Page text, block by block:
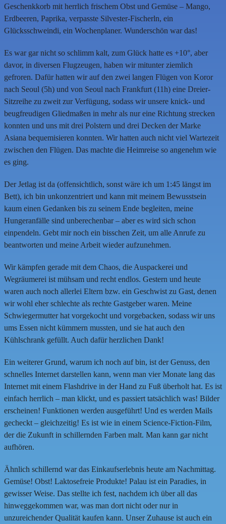
Geschenkkorb mit herrlich frischem Obst und Gemüse – Mango,
Erdbeeren, Paprika, verpasste Silvester-Fischerln, ein
Glücksschweindi, ein Wochenplaner. Wunderschön war das!
Es war gar nicht so schlimm kalt, zum Glück hatte es +10°, aber
davor, in diversen Flugzeugen, haben wir mitunter ziemlich
gefroren. Dafür hatten wir auf den zwei langen Flügen von Koror
nach Seoul (5h) und von Seoul nach Frankfurt (11h) eine Dreier-
Sitzreihe zu zweit zur Verfügung, sodass wir unsere knick- und
beugfreudigen Gliedmaßen in mehr als nur eine Richtung strecken
konnten und uns mit drei Polstern und drei Decken der Marke
Asiana bequemisieren konnten. Wir hatten auch nicht viel Wartezeit
zwischen den Flügen. Das machte die Heimreise so angenehm wie
es ging.
Der Jetlag ist da (offensichtlich, sonst wäre ich um 1:45 längst im
Bett), ich bin unkonzentriert und kann mit meinem Bewusstsein
kaum einen Gedanken bis zu seinem Ende begleiten, meine
Hungeranfälle sind unberechenbar – aber es wird sich schon
einpendeln. Gebt mir noch ein bisschen Zeit, um alle Anrufe zu
beantworten und meine Arbeit wieder aufzunehmen.
Wir kämpfen gerade mit dem Chaos, die Auspackerei und
Wegräumerei ist mühsam und recht endlos. Gestern und heute
waren auch noch allerlei Eltern bzw. ein Geschwist zu Gast, denen
wir wohl eher schlechte als rechte Gastgeber waren. Meine
Schwiegermutter hat vorgekocht und vorgebacken, sodass wir uns
ums Essen nicht kümmern mussten, und sie hat auch den
Kühlschrank gefüllt. Auch dafür herzlichen Dank!
Ein weiterer Grund, warum ich noch auf bin, ist der Genuss, den
schnelles Internet darstellen kann, wenn man vier Monate lang das
Internet mit einem Flashdrive in der Hand zu Fuß überholt hat. Es ist
einfach herrlich – man klickt, und es passiert tatsächlich was! Bilder
erscheinen! Funktionen werden ausgeführt! Und es werden Mails
gecheckt – gleichzeitig! Es ist wie in einem Science-Fiction-Film,
der die Zukunft in schillernden Farben malt. Man kann gar nicht
aufhören.
Ähnlich schillernd war das Einkaufserlebnis heute am Nachmittag.
Gemüse! Obst! Laktosefreie Produkte! Palau ist ein Paradies, in
gewisser Weise. Das stellte ich fest, nachdem ich über all das
hinweggekommen war, was man dort nicht oder nur in
unzureichender Qualität kaufen kann. Unser Zuhause ist auch ein